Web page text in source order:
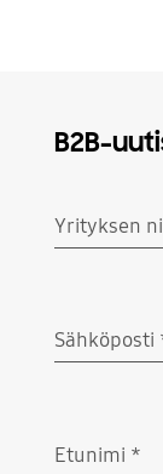
B2B-
Yrityksen
Sähköposti
Etunimi *